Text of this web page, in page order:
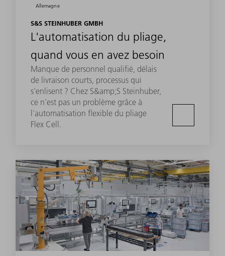
Allemagne
S&S STEINHUBER GMBH
L'automatisation du pliage,
quand vous en avez besoin
Manque de personnel qualifié, délais
de livraison courts, processus qui
s'enlisent ? Chez S&amp;S Steinhuber,
ce n'est pas un problème grâce à
l'automatisation flexible du pliage
Flex Cell.